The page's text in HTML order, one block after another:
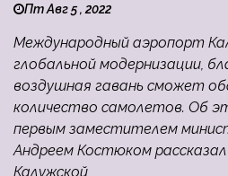
Пт Авг 5 , 2022
Международный аэропорт
глобальной модернизации,
воздушная гавань сможет
количество самолетов. Об
первым заместителем
Андреем Костюком
Калужской